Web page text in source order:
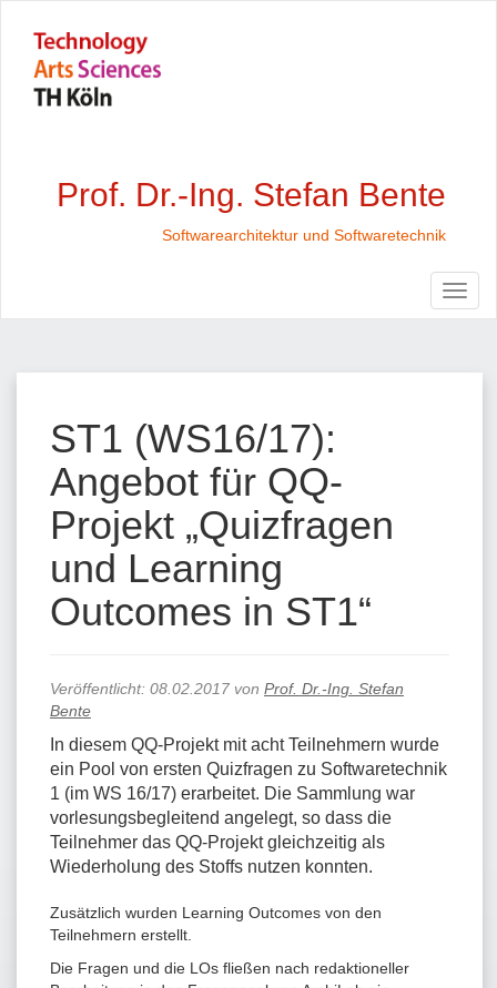
Prof. Dr.-Ing. Stefan Bente
Softwarearchitektur und Softwaretechnik
ST1 (WS16/17):
Angebot für QQ-
Projekt „Quizfragen
und Learning
Outcomes in ST1“
Veröffentlicht: 08.02.2017 von Prof. Dr.-Ing. Stefan
Bente
In diesem QQ-Projekt mit acht Teilnehmern wurde
ein Pool von ersten Quizfragen zu Softwaretechnik
1 (im WS 16/17) erarbeitet. Die Sammlung war
vorlesungsbegleitend angelegt, so dass die
Teilnehmer das QQ-Projekt gleichzeitig als
Wiederholung des Stoffs nutzen konnten.
Zusätzlich wurden Learning Outcomes von den
Teilnehmern erstellt.
Die Fragen und die LOs fließen nach redaktioneller